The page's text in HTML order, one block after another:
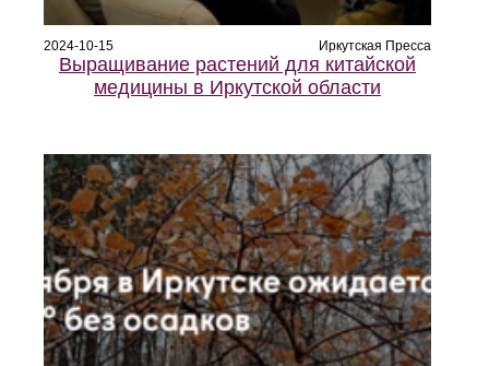
2024-10-15 Иркутская Пресса
Выращивание растений для китайской
медицины в Иркутской области